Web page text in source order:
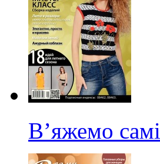
В’яжемо самі